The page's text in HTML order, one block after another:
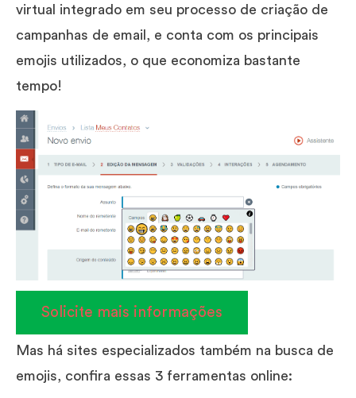
virtual integrado em seu processo de criação de
campanhas de email, e conta com os principais
emojis utilizados, o que economiza bastante
tempo!
Solicite mais informações
Mas há sites especializados também na busca de
emojis, confira essas 3 ferramentas online: